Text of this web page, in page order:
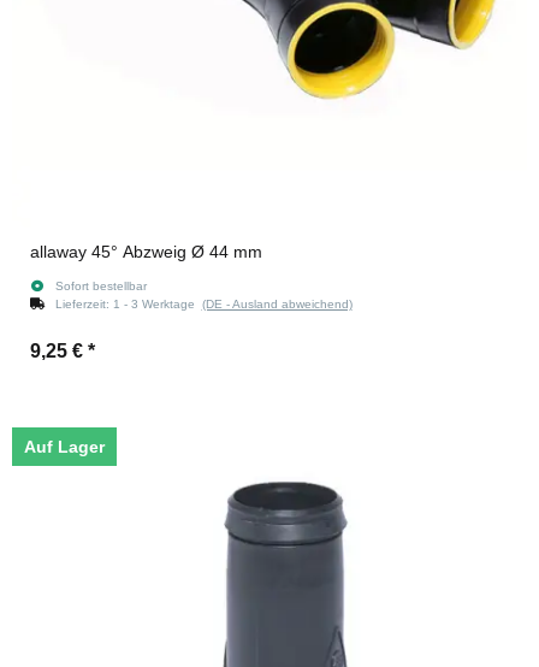
allaway 45° Abzweig Ø 44 mm
Sofort bestellbar
Lieferzeit: 1 - 3 Werktage (DE - Ausland abweichend)
9,25 € *
Auf Lager